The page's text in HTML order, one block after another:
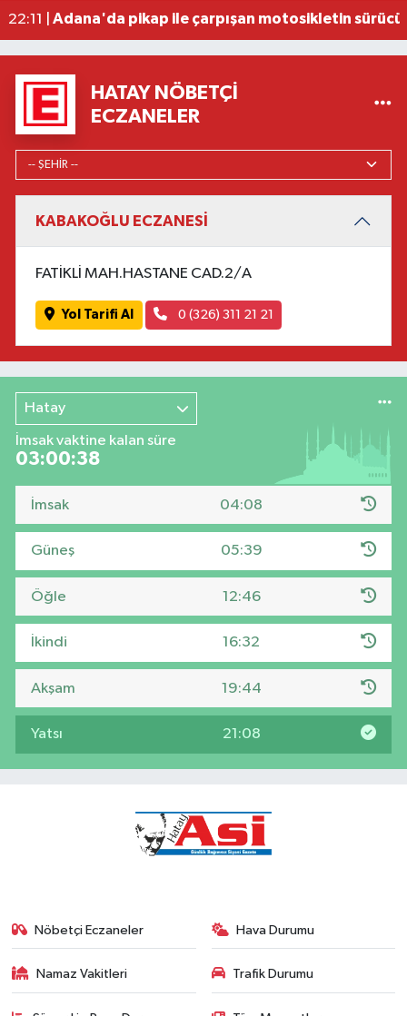
22:11 | Adana'da pikap ile çarpışan motosikletin
HATAY NÖBETÇI
ECZANELER
KABAKOĞLU ECZANESİ
FATİKLİ MAH.HASTANE CAD.2/A
Yol Tarifi Al 0 (326) 311 21 21
Hatay
İmsak vaktine kalan süre
03:00:38
İmsak 04:08
Güneş 05:39
Öğle 12:46
İkindi 16:32
Akşam 19:44
Yatsı 21:08
Nöbetçi Eczaneler Hava Durumu
Namaz Vakitleri Trafik Durumu